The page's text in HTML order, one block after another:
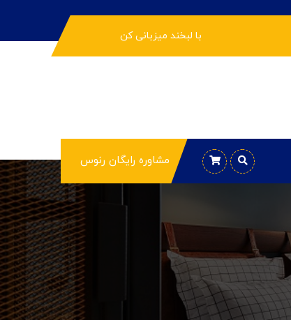
با لبخند میزبانی کن
مشاوره رایگان رنوس